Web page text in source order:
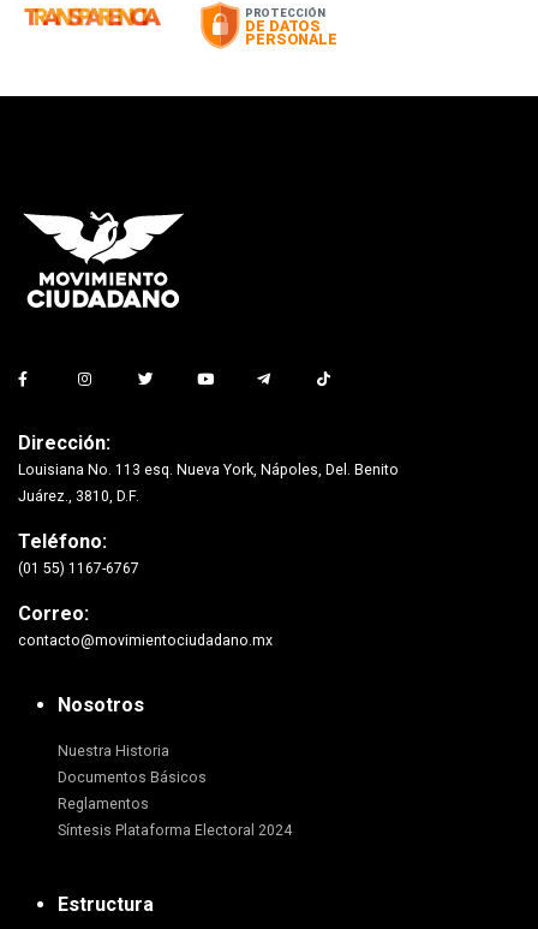
Dirección:
Louisiana No. 113 esq. Nueva York, Nápoles, Del. Benito
Juárez., 3810, D.F.
Teléfono:
(01 55) 1167-6767
Correo:
contacto@movimientociudadano.mx
Nosotros
Nuestra Historia
Documentos Básicos
Reglamentos
Síntesis Plataforma Electoral 2024
Estructura